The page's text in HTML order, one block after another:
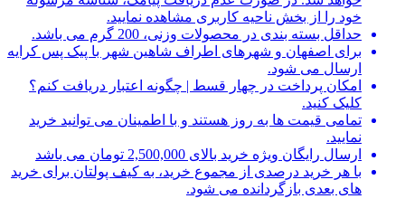
خود را از بخش ناحیه کاربری مشاهده نمایید.
حداقل بسته بندی در محصولات وزنی، 200 گرم می باشد.
برای اصفهان و شهرهای اطراف شاهین شهر با پیک پس کرایه
ارسال می شود.
امکان پرداخت در چهار قسط | چگونه اعتبار دریافت کنم؟
کلیک کنید.
تمامی قیمت ها به روز هستند و با اطمینان می توانید خرید
نمایید.
ارسال رایگان ویژه خرید بالای 2,500,000 تومان می باشد
با هر خرید درصدی از مجموع خرید، به کیف پولتان برای خرید
های بعدی بازگردانده می شود.